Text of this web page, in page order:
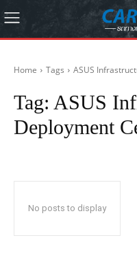
Home Tags ASUS
Tag: ASUS
Deployment
No posts to display